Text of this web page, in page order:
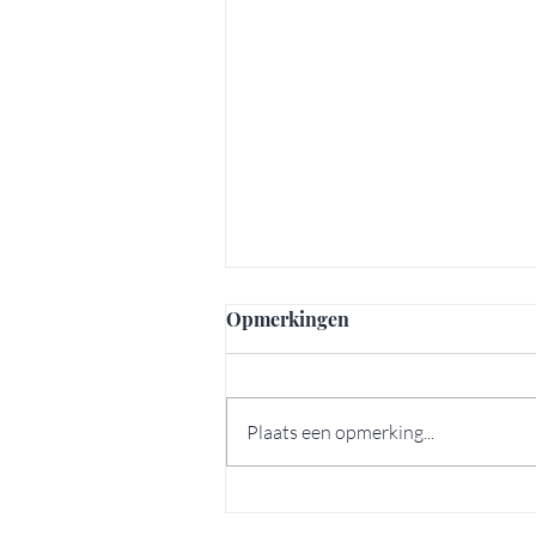
Opmerkingen
Plaats een opmerking...